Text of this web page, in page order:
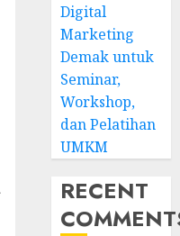
Digital
Marketing
Demak untuk
Seminar,
Workshop,
dan Pelatihan
UMKM
RECENT